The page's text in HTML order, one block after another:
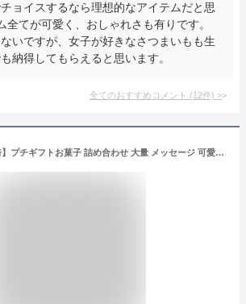
ョイスするなら理想的なアイテムだと思
全てが可愛く、おしゃれさも有りです。
いですが、女子が好きなさつまいもも生
納得してもらえると思います。
全てのおすすめコメント (12件) >
【ポイント2倍】プチギフトお菓子 詰め合わせ 大量 メッセージ 可愛い 手土産 内祝い お返し お礼 個包装 焼き菓子 洋菓子 スイーツ プレゼント お配り 記念品 HF-8N2 フィナンシェ 5個入